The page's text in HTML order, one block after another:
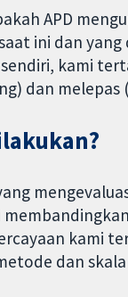
APD
ini dan
sendiri, kami
dan melepas
kami
dan